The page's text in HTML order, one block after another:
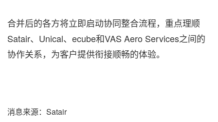
合并后的各方将立即启动协同整合流程，重点理顺
Satair、Unical、ecube和VAS Aero Services之间的
协作关系，为客户提供衔接顺畅的体验。
消息来源：Satair